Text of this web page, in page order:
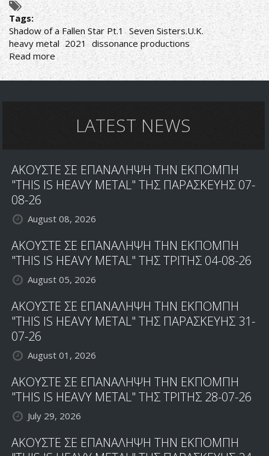
Tags:
Shadow of a Fallen Star Pt.1 Seven Sisters.U.K.
heavy metal 2021 dissonance productions
Read more about
Seven
Sisters-
FallenLATEST NEWS
ΑΚΟΥΣΤΕ ΣΕ ΕΠΑΝΑΛΗΨΗ ΤΗΝ ΕΚΠΟΜΠΗ
"THIS IS HEAVY METAL" ΤΗΣ ΠΑΡΑΣΚΕΥΗΣ 07-
08-26
August 08, 2026
ΑΚΟΥΣΤΕ ΣΕ ΕΠΑΝΑΛΗΨΗ ΤΗΝ ΕΚΠΟΜΠΗ
"THIS IS HEAVY METAL" ΤΗΣ ΤΡΙΤΗΣ 04-08-26
August 05, 2026
ΑΚΟΥΣΤΕ ΣΕ ΕΠΑΝΑΛΗΨΗ ΤΗΝ ΕΚΠΟΜΠΗ
"THIS IS HEAVY METAL" ΤΗΣ ΠΑΡΑΣΚΕΥΗΣ 31-
07-26
August 01, 2026
ΑΚΟΥΣΤΕ ΣΕ ΕΠΑΝΑΛΗΨΗ ΤΗΝ ΕΚΠΟΜΠΗ
"THIS IS HEAVY METAL" ΤΗΣ ΤΡΙΤΗΣ 28-07-26
July 29, 2026
ΑΚΟΥΣΤΕ ΣΕ ΕΠΑΝΑΛΗΨΗ ΤΗΝ ΕΚΠΟΜΠΗ